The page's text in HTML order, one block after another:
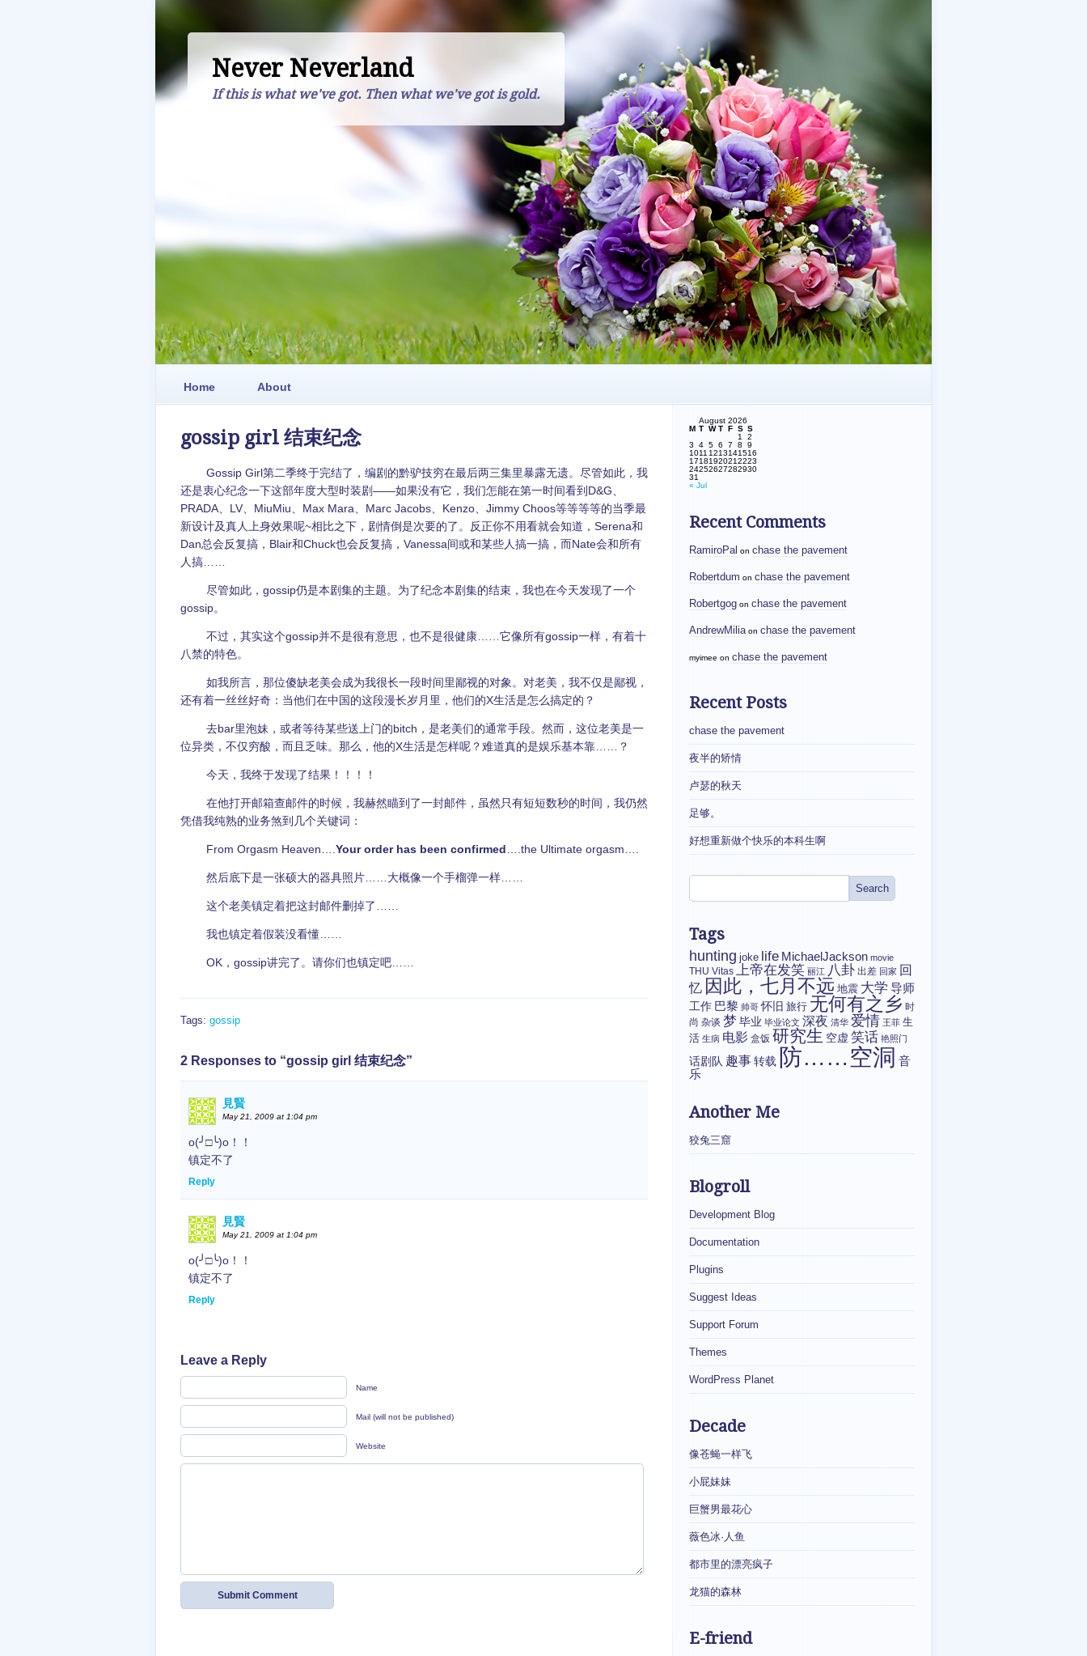
Never Neverland
If this is what we've got. Then what we've got is gold.
Home About
gossip girl 结束纪念
Gossip Girl第二季终于完结了，编剧的黔驴技穷在最后两三集里暴露无遗。尽管如此，我
还是衷心纪念一下这部年度大型时装剧——如果没有它，我们怎能在第一时间看到D&G、
PRADA、LV、MiuMiu、Max Mara、Marc Jacobs、Kenzo、Jimmy Choos等等等等的当季最
新设计及真人上身效果呢~相比之下，剧情倒是次要的了。反正你不用看就会知道，Serena和
Dan总会反复搞，Blair和Chuck也会反复搞，Vanessa间或和某些人搞一搞，而Nate会和所有
人搞……
尽管如此，gossip仍是本剧集的主题。为了纪念本剧集的结束，我也在今天发现了一个
gossip。
不过，其实这个gossip并不是很有意思，也不是很健康……它像所有gossip一样，有着十
八禁的特色。
如我所言，那位傻缺老美会成为我很长一段时间里鄙视的对象。对老美，我不仅是鄙视，
还有着一丝丝好奇：当他们在中国的这段漫长岁月里，他们的X生活是怎么搞定的？
去bar里泡妹，或者等待某些送上门的bitch，是老美们的通常手段。然而，这位老美是一
位异类，不仅穷酸，而且乏味。那么，他的X生活是怎样呢？难道真的是娱乐基本靠……？
今天，我终于发现了结果！！！！
在他打开邮箱查邮件的时候，我赫然瞄到了一封邮件，虽然只有短短数秒的时间，我仍然
凭借我纯熟的业务煞到几个关键词：
	From
Orgasm Heaven…. Your order has been confirmed ….the Ultimate orgasm….
然后底下是一张硕大的器具照片……大概像一个手榴弹一样……
这个老美镇定着把这封邮件删掉了……
我也镇定着假装没看懂……
OK，gossip讲完了。请你们也镇定吧……
Tags: gossip
2 Responses to “gossip girl 结束纪念”
見賢
May 21, 2009 at 1:04 pm
o(╯□╰)o！！
镇定不了
Reply
見賢
May 21, 2009 at 1:04 pm
o(╯□╰)o！！
镇定不了
Reply
Leave a Reply
Name
Mail (will not be published)
Website
August 2026
M T W T F S S
1
2
3
4 5 6 7 8
9
1011 1213141516
17181920212223
24252627282930
31
« Jul
Recent Comments
RamiroPal on chase the pavement
Robertdum on chase the pavement
Robertgog on chase the pavement
AndrewMilia on chase the pavement
myimee on chase the pavement
Recent Posts
chase the pavement
夜半的矫情
卢瑟的秋天
足够。
好想重新做个快乐的本科生啊
Tags
hunting joke life MichaelJackson movie
THU Vitas 上帝在发笑 丽江 八卦 出差 回家 回
忆 因此，七月不远 地震 大学 导师
工作 巴黎 帅哥 怀旧 旅行 无何有之乡 时
尚 杂谈 梦 毕业 毕业论文 深夜 清华 爱情 王菲 生
活 生病 电影 盒饭 研究生 空虚 笑话 艳照门
话剧队 趣事转载 防……空洞 音
乐
Another Me
狡兔三窟
Blogroll
Development Blog
Documentation
Plugins
Suggest Ideas
Support Forum
Themes
WordPress Planet
Decade
像苍蝇一样飞
小屁妹妹
巨蟹男最花心
薇色冰·人鱼
都市里的漂亮疯子
龙猫的森林
E-friend